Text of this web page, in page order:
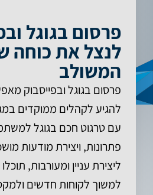
פרסום בגוגל
לנצל את כוחה
המשולב
פרסום בגוגל ובפייסבוק
להגיע לקהלים ממוקדים
עם טרגוט חכם בגוגל
פתרונות, ויצירת מודעות
ליצירת עניין ומעורבות,
למשוך לקוחות חדשים